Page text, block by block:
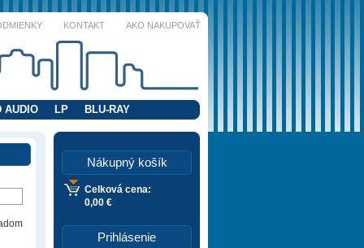
KONTAKT AKO NAKUPOVAŤ
AUDIO LP BLU-RAY
Nákupný košík
Celková cena:
0,00 €
Prihlásenie